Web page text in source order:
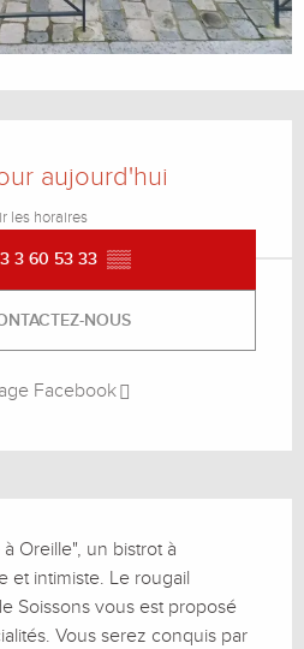
aujourd'hui
les horaires
3 60 53 33 ▒▒
NOUS
Facebook
Oreille", un bistrot à
et intimiste. Le rougail
Soissons vous est proposé
Vous serez conquis par